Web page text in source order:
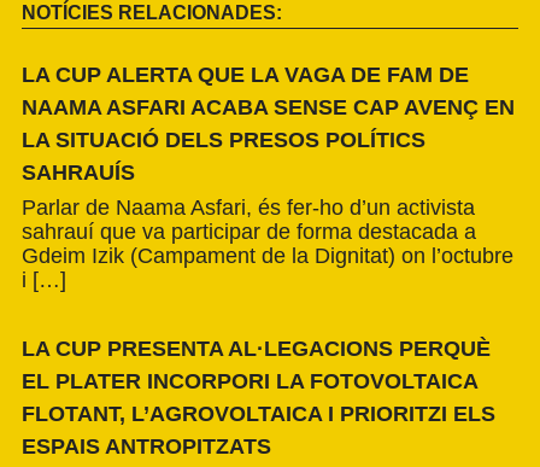
NOTÍCIES RELACIONADES:
LA CUP ALERTA QUE LA VAGA DE FAM DE
NAAMA ASFARI ACABA SENSE CAP AVENÇ EN
LA SITUACIÓ DELS PRESOS POLÍTICS
SAHRAUÍS
Parlar de Naama Asfari, és fer-ho d’un activista
sahrauí que va participar de forma destacada a
Gdeim Izik (Campament de la Dignitat) on l’octubre
i […]
LA CUP PRESENTA AL·LEGACIONS PERQUÈ
EL PLATER INCORPORI LA FOTOVOLTAICA
FLOTANT, L’AGROVOLTAICA I PRIORITZI ELS
ESPAIS ANTROPITZATS